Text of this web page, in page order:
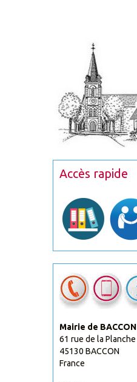
Accès rapide
Mairie de BACCON
61 rue de la Planche
45130 BACCON
France